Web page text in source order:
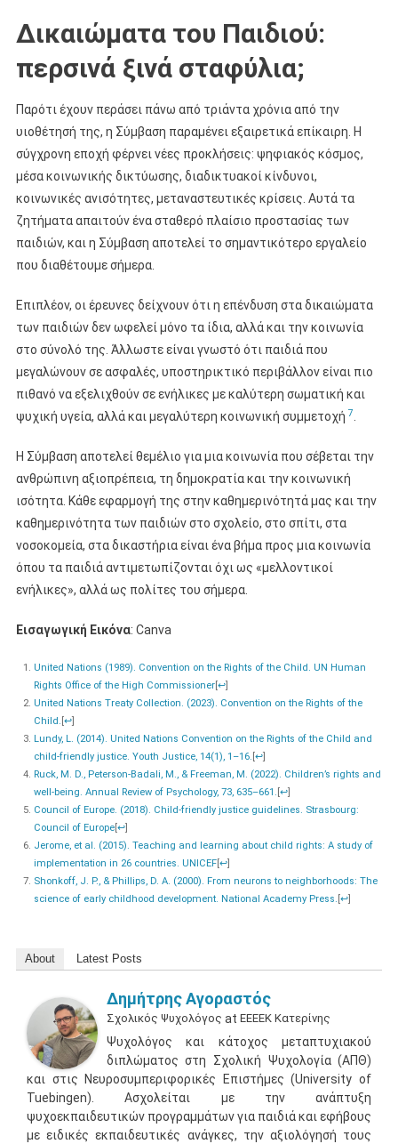
Δικαιώματα του Παιδιού:
περσινά ξινά σταφύλια;
Παρότι έχουν περάσει πάνω από τριάντα χρόνια από την
υιοθέτησή της, η Σύμβαση παραμένει εξαιρετικά επίκαιρη. Η
σύγχρονη εποχή φέρνει νέες προκλήσεις: ψηφιακός κόσμος,
μέσα κοινωνικής δικτύωσης, διαδικτυακοί κίνδυνοι,
κοινωνικές ανισότητες, μεταναστευτικές κρίσεις. Αυτά τα
ζητήματα απαιτούν ένα σταθερό πλαίσιο προστασίας των
παιδιών, και η Σύμβαση αποτελεί το σημαντικότερο εργαλείο
που διαθέτουμε σήμερα.
Επιπλέον, οι έρευνες δείχνουν ότι η επένδυση στα δικαιώματα
των παιδιών δεν ωφελεί μόνο τα ίδια, αλλά και την κοινωνία
στο σύνολό της. Άλλωστε είναι γνωστό ότι παιδιά που
μεγαλώνουν σε ασφαλές, υποστηρικτικό περιβάλλον είναι πιο
πιθανό να εξελιχθούν σε ενήλικες με καλύτερη σωματική και
ψυχική υγεία, αλλά και μεγαλύτερη κοινωνική συμμετοχή 7
Η Σύμβαση αποτελεί θεμέλιο για μια κοινωνία που σέβεται την
ανθρώπινη αξιοπρέπεια, τη δημοκρατία και την κοινωνική
ισότητα. Κάθε εφαρμογή της στην καθημερινότητά μας και την
καθημερινότητα των παιδιών στο σχολείο, στο σπίτι, στα
νοσοκομεία, στα δικαστήρια είναι ένα βήμα προς μια κοινωνία
όπου τα παιδιά αντιμετωπίζονται όχι ως «μελλοντικοί
ενήλικες», αλλά ως πολίτες του σήμερα.
Εισαγωγική Εικόνα: Canva
United Nations (1989). Convention on the Rights of the Child. UN Human
Rights Office of the High Commissioner[↩]
United Nations Treaty Collection. (2023). Convention on the Rights of the
Child. [↩]
Lundy, L. (2014). United Nations Convention on the Rights of the Child and
child-friendly justice. Youth Justice, 14(1), 1–16. [↩]
Ruck, M. D., Peterson-Badali, M., & Freeman, M. (2022). Children’s rights and
well-being. Annual Review of Psychology, 73, 635–661. [↩]
Council of Europe. (2018). Child-friendly justice guidelines. Strasbourg:
Council of Europe[↩]
Jerome, et al. (2015). Teaching and learning about child rights: A study of
implementation in 26 countries. UNICEF[↩]
Shonkoff, J. P., & Phillips, D. A. (2000). From neurons to neighborhoods: The
science of early childhood development. National Academy Press. [↩]
About Latest Posts
Δημήτρης Αγοραστός
Σχολικός Ψυχολόγος at ΕΕΕΕΚ Κατερίνης
Ψυχολόγος και κάτοχος μεταπτυχιακού
διπλώματος στη Σχολική Ψυχολογία (ΑΠΘ)
και στις Νευροσυμπεριφορικές Επιστήμες (University of
Tuebingen). Ασχολείται με την ανάπτυξη
ψυχοεκπαιδευτικών προγραμμάτων για παιδιά και εφήβους
με ειδικές εκπαιδευτικές ανάγκες, την αξιολόγησή τους